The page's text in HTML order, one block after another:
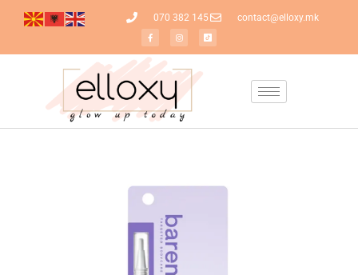
070 382 145 contact@elloxy.mk